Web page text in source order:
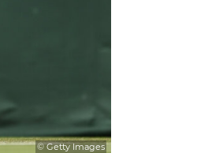
© Getty Images